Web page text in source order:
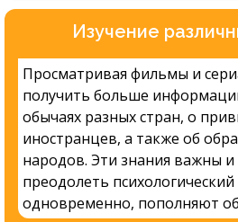
Изучение
Просматривая фильмы и
получить больше
обычаях разных стран, о
иностранцев, а также об
народов. Эти знания важны
преодолеть
одновременно, пополняют